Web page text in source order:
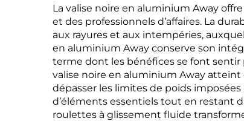
La valise noire en aluminium Away
et des professionnels d’affaires. La
aux rayures et aux intempéries,
en aluminium Away conserve son
terme dont les bénéfices se font sentir
valise noire en aluminium Away
dépasser les limites de poids
d’éléments essentiels tout en restant
roulettes à glissement fluide